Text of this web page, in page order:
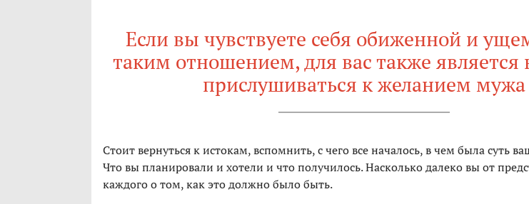
Если вы чувствуете себя обиженной и
таким отношением, для вас также является
прислушиваться к желанием мужа
Стоит вернуться к истокам, вспомнить, с чего все началось, в чем была суть
Что вы планировали и хотели и что получилось. Насколько далеко вы от
каждого о том, как это должно было быть.